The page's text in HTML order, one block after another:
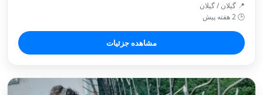
📍 گیلان / گیلان
🕒 2 هفته پیش
مشاهده جزئیات